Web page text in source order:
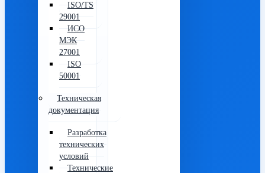
ISO/TS
29001
ИСО
МЭК
27001
ISO
50001
Техническая
документация
Разработка
технических
условий
Технические